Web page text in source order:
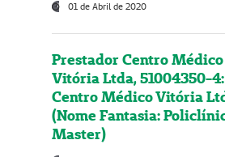
01 de Abril de 2020
Prestador Centro Médico
Vitória Ltda, 51004350-4:
Centro Médico Vitória
(Nome Fantasia:
Master)